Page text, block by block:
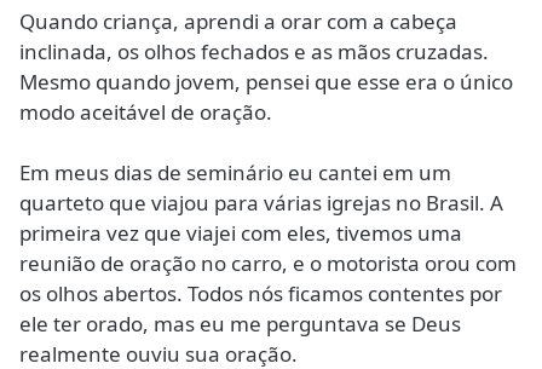
Quando criança, aprendi a orar com a cabeça
inclinada, os olhos fechados e as mãos cruzadas.
Mesmo quando jovem, pensei que esse era o único
modo aceitável de oração.
Em meus dias de seminário eu cantei em um
quarteto que viajou para várias igrejas no Brasil. A
primeira vez que viajei com eles, tivemos uma
reunião de oração no carro, e o motorista orou com
os olhos abertos. Todos nós ficamos contentes por
ele ter orado, mas eu me perguntava se Deus
realmente ouviu sua oração.